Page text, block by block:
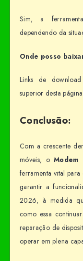
Sim, a
dependendo da
Onde posso
Links de
superior desta página.
Conclusão:
Com a crescente
móveis, oModem
ferramenta vital
garantir a
2026, à medida
como essa
reparação de
operar em plena